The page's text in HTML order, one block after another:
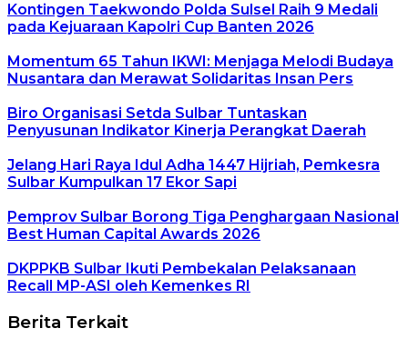
Kontingen Taekwondo Polda Sulsel Raih 9 Medali
pada Kejuaraan Kapolri Cup Banten 2026
Momentum 65 Tahun IKWI: Menjaga Melodi Budaya
Nusantara dan Merawat Solidaritas Insan Pers
Biro Organisasi Setda Sulbar Tuntaskan
Penyusunan Indikator Kinerja Perangkat Daerah
Jelang Hari Raya Idul Adha 1447 Hijriah, Pemkesra
Sulbar Kumpulkan 17 Ekor Sapi
Pemprov Sulbar Borong Tiga Penghargaan Nasional
Best Human Capital Awards 2026
DKPPKB Sulbar Ikuti Pembekalan Pelaksanaan
Recall MP-ASI oleh Kemenkes RI
Berita Terkait